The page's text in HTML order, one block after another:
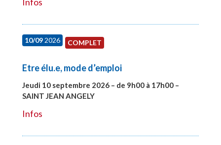
10/092026 COMPLET
Etre élu.e, mode d’emploi
Jeudi 10 septembre 2026 – de 9h00 à 17h00 –
SAINT JEAN ANGELY
Infos